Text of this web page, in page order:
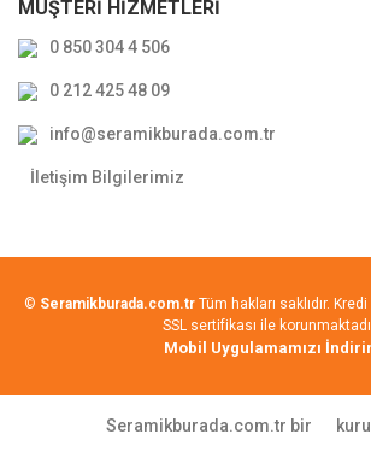
MÜŞTERİ HİZMETLERİ
0 850 304 4 506
0 212 425 48 09
info@seramikburada.com.tr
İletişim Bilgilerimiz
© Seramikburada.com.tr Tüm hakları saklıdır.
SSL sertifikası ile
Mobil Uygulamamızı
Seramikburada.com.tr bir